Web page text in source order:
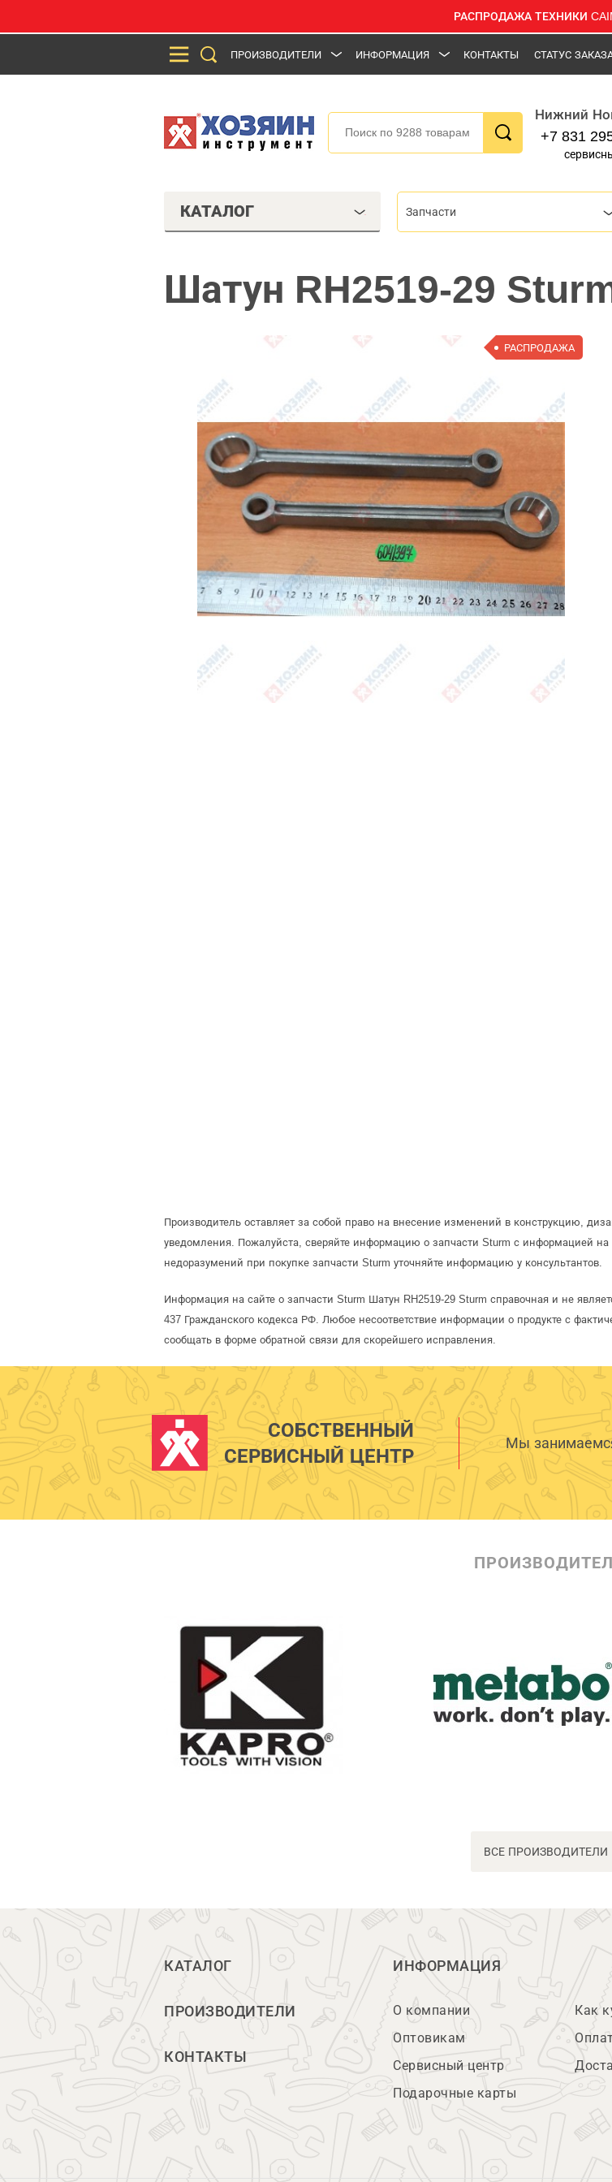
РАСПРОДАЖА ТЕХНИКИ
ПРОИЗВОДИТЕЛИ ИНФОРМАЦИЯ КОНТАКТЫ СТАТУС
Нижний
+7 831
КАТАЛОГ Запчасти
Шатун RH2519-29
РАСПРОДАЖА
Производитель оставляет за собой право на внесение изменений в конструкцию,
уведомления. Пожалуйста, сверяйте информацию о запчасти Sturm с информацией
недоразумений при покупке запчасти Sturm уточняйте информацию у консультантов.
Информация на сайте о запчасти Sturm Шатун RH2519-29 Sturm справочная и не
437 Гражданского кодекса РФ. Любое несоответствие информации о продукте с
сообщать в форме обратной связи для скорейшего исправления.
СОБСТВЕННЫЙ
СЕРВИСНЫЙ ЦЕНТР
Мы
ВСЕ ПРОИЗВОДИТЕЛИ
КАТАЛОГ
ПРОИЗВОДИТЕЛИ
КОНТАКТЫ
ИНФОРМАЦИЯ
О компании
Оптовикам
Сервисный центр
Подарочные карты
Как